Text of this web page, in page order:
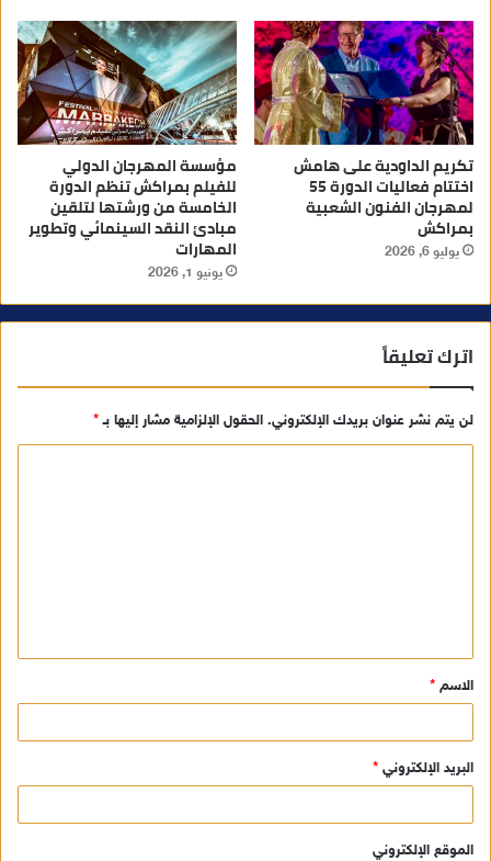
تكريم الداودية على هامش
اختتام فعاليات الدورة 55
لمهرجان الفنون الشعبية
بمراكش
يوليو 6, 2026
مؤسسة المهرجان الدولي
للفيلم بمراكش تنظم الدورة
الخامسة من ورشتها لتلقين
مبادئ النقد السينمائي وتطوير
المهارات
يونيو 1, 2026
اترك تعليقاً
لن يتم نشر عنوان بريدك الإلكتروني. الحقول الإلزامية مشار إليها بـ*
ق
*
الاسم *
البريد الإلكتروني *
الموقع الإلكتروني